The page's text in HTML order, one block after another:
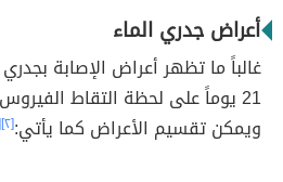
أعراض جدري الماء
21 يوماً على لحظة التقاط
ويمكن تقسيم الأعراض كما يأتي:[٢]